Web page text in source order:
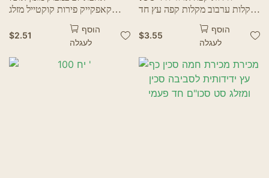
קאפקייק פירות קוקטייל מזלג
קינוח סלט מקל לפיקניק מסיבת
חתונה ציוד ביתי
$2.51
הוסף
לעגלה
מקלות ערבוב מקלות קפה עץ חד
פעמי גלידת גלידה קרה חמה
שתייה קופצת פופ ארטיק
$3.55
הוסף
לעגלה